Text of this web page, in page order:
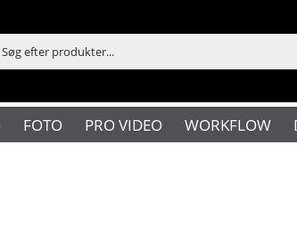
FOTO PRO VIDEO WORKFLOW